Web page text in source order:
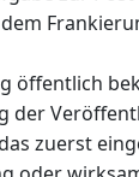
öffentlich
der
zuerst